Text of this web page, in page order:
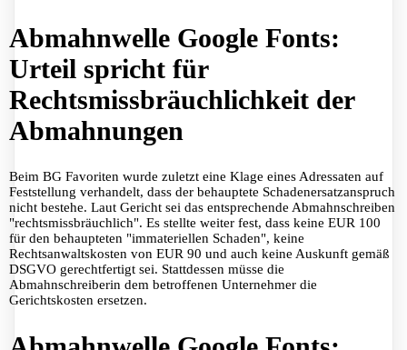
Abmahnwelle Google Fonts:
Urteil spricht für
Rechtsmissbräuchlichkeit der
Abmahnungen
Beim BG Favoriten wurde zuletzt eine Klage eines Adressaten auf
Feststellung verhandelt, dass der behauptete Schadenersatzanspruch
nicht bestehe. Laut Gericht sei das entsprechende Abmahnschreiben
"rechtsmissbräuchlich". Es stellte weiter fest, dass keine EUR 100
für den behaupteten "immateriellen Schaden", keine
Rechtsanwaltskosten von EUR 90 und auch keine Auskunft gemäß
DSGVO gerechtfertigt sei. Stattdessen müsse die
Abmahnschreiberin dem betroffenen Unternehmer die
Gerichtskosten ersetzen.